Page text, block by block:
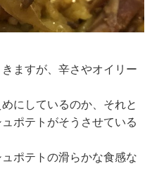
ますが、辛さやオイリー
にしているのか、それと
ポテトがそうさせている
ポテトの滑らかな食感な